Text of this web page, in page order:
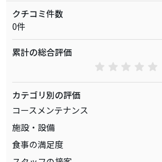
クチコミ件数
0件
累計の総合評価
カテゴリ別の評価
コースメンテナンス
施設・設備
食事の満足度